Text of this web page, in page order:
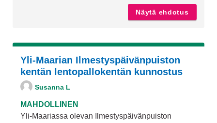
Näytä ehdotus
Yli-Maarian Ilmestyspäivänpuiston
kentän lentopallokentän kunnostus
Susanna L
MAHDOLLINEN
Yli-Maariassa olevan Ilmestyspäivänpuiston